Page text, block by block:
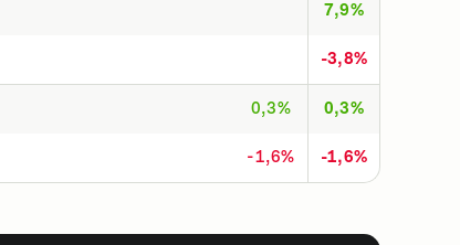
7,9%
-3,8%
0,3% 0,3%
-1,6%
-1,6%